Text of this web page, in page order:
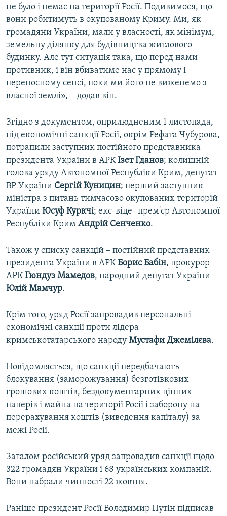
не було і немає на території Росії. Подивимося, що
вони робитимуть в окупованому Криму. Ми, як
громадяни України, мали у власності, як мінімум,
земельну ділянку для будівництва житлового
будинку. Але тут ситуація така, що перед нами
противник, і він вбиватиме нас у прямому і
переносному сенсі, поки ми його не виженемо з
власної землі», – додав він.
Згідно з документом, оприлюдненим 1 листопада,
під економічні санкції Росії, окрім Рефата Чубурова,
потрапили заступник постійного представника
президента України в АРКІзет Гданов; колишній
голова уряду Автономної Республіки Крим, депутат
ВР України Сергій Куницин; перший заступник
міністра з питань тимчасово окупованих територій
України Юсуф Куркчі; екс-віце- прем'єр Автономної
Республіки Крим Андрій Сенченко.​
Також у списку санкцій – постійний представник
президента України в АРКБорис Бабін, прокурор
АРКГюндуз Мамедов, народний депутат України
Юлій Мамчур.
Крім того, уряд Росії запровадив персональні
економічні санкції проти лідера
кримськотатарського народу Мустафи Джемілєва.​
Повідомляється, що санкції передбачають
блокування (заморожування) безготівкових
грошових коштів, бездокументарних цінних
паперів і майна на території Росії і заборону на
перерахування коштів (виведення капіталу) за
межі Росії.
Загалом російський уряд запровадив санкції щодо
322 громадян України і 68 українських компаній.
Вони набрали чинності 22 жовтня.
Раніше президент Росії Володимир Путін підписав